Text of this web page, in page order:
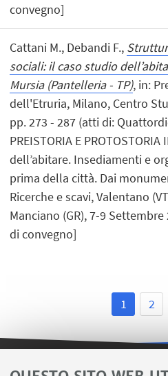
convegno]
Cattani M., Debandi F.,
sociali: il caso studio
Mursia (Pantelleria - TP), in:
dell'Etruria, Milano, Centro
pp. 273 - 287 (atti di:
PREISTORIA E
dell’abitare. Insediamenti e
prima della città. Dai
Ricerche e scavi, Valentano
Manciano (GR), 7-9
di convegno]
1 2